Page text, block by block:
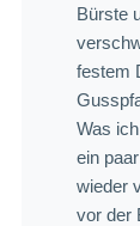
Bürste
festem
Was
ein
wieder
vor der